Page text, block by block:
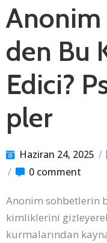
Anonim
den Bu
Edici?
pler
Haziran 24, 2025 /
/
0 comment
Anonim sohbetlerin
kimliklerini
kurmalarından